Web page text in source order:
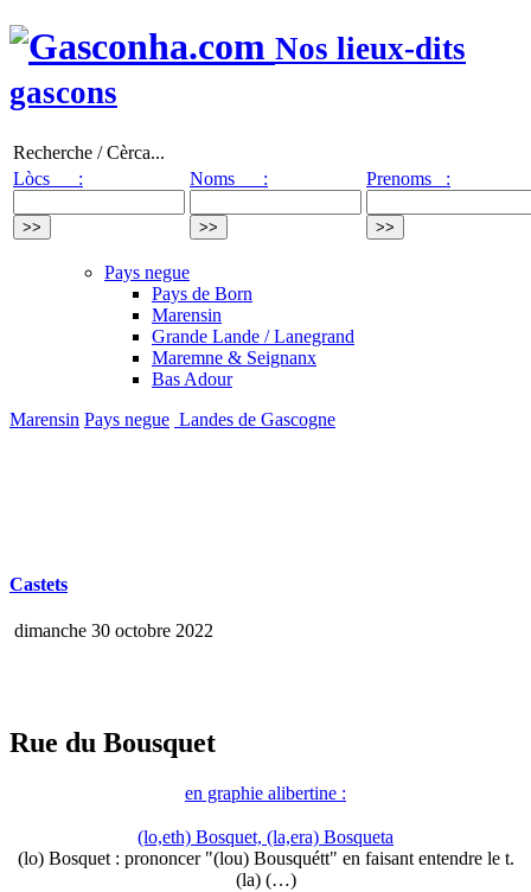
Nos lieux-dits
gascons
Recherche / Cèrca...
Lòcs :
Noms : Prenoms :
Pays negue
Pays de Born
Marensin
Grande Lande / Lanegrand
Maremne & Seignanx
Bas Adour
Marensin Pays negue Landes de Gascogne
Castets
dimanche 30 octobre 2022
Rue du Bousquet
en graphie alibertine :
(lo,eth) Bosquet, (la,era) Bosqueta
(lo) Bosquet : prononcer "(lou) Bousquétt" en faisant entendre le t.
(la) (…)